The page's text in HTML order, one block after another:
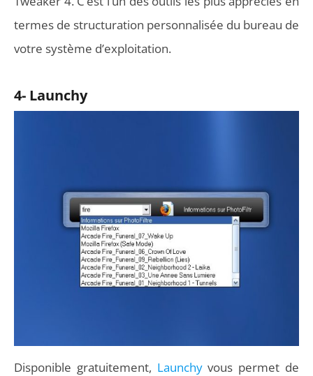
termes de structuration personnalisée du bureau de
votre système d’exploitation.
4- Launchy
Disponible gratuitement, Launchyvous permet de